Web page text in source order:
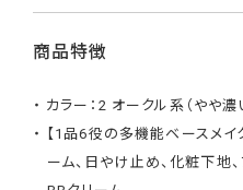
商品特徴
カラー：2 オークル系（やや濃
【1品6役の多機能ベースメイ
ーム、日やけ止め、化粧下地